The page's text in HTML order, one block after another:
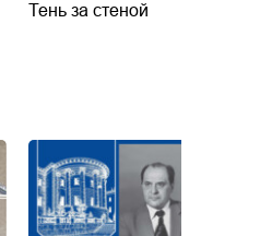
Тень за стеной